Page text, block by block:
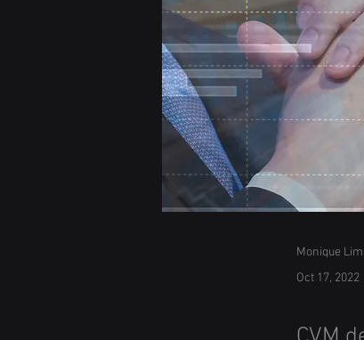
Monique
Oct 17, 2022